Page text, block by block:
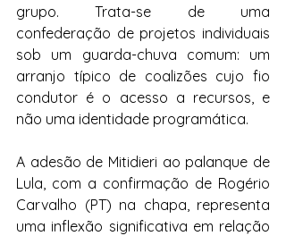
grupo. Trata-se de uma
confederação de projetos individuais
sob um guarda-chuva comum: um
arranjo típico de coalizões cujo fio
condutor é o acesso a recursos, e
não uma identidade programática.
A adesão de Mitidieri ao palanque de
Lula, com a confirmação de Rogério
Carvalho (PT) na chapa, representa
uma inflexão significativa em relação